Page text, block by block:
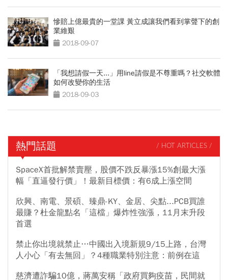
慘賠上億最貴的一堂課 黃立成讓我們看到掌聲下的創
業維艱
2018-09-07
「我想請假一天...」用line請假是不尊重嗎？社交軟體
如何改變你的生活
2018-09-03
熱門話題 / HOT ARTICLES /
SpaceX首批解禁賣壓，股價不跌反暴漲15%創最大漲
幅「直逼發行價」！最新目標價：有6成上漲空間
欣興、南電、景碩、臻鼎-KY、金居、尖點...PCB買誰
最賺？杜金龍點名「這檔」爆炸性強漲，11月末升段
首選
禁止你出境就禁止…中國出入境新規9/15上路，台灣
人小心「有去無回」？4種職業特別注意：前例在這
慈濟遭詐騙10億，蔣萬安稱「政府買夠疫苗，民間就